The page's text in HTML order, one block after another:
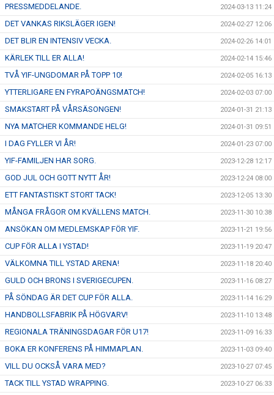
PRESSMEDDELANDE. 2024-03-13 11:24
DET VANKAS RIKSLÄGER IGEN! 2024-02-27 12:06
DET BLIR EN INTENSIV VECKA. 2024-02-26 14:01
KÄRLEK TILL ER ALLA! 2024-02-14 15:46
TVÅ YIF-UNGDOMAR PÅ TOPP 10! 2024-02-05 16:13
YTTERLIGARE EN FYRAPOÄNGSMATCH! 2024-02-03 07:00
SMAKSTART PÅ VÅRSÄSONGEN! 2024-01-31 21:13
NYA MATCHER KOMMANDE HELG! 2024-01-31 09:51
I DAG FYLLER VI ÅR! 2024-01-23 07:00
YIF-FAMILJEN HAR SORG. 2023-12-28 12:17
GOD JUL OCH GOTT NYTT ÅR! 2023-12-24 08:00
ETT FANTASTISKT STORT TACK! 2023-12-05 13:30
MÅNGA FRÅGOR OM KVÄLLENS MATCH. 2023-11-30 10:38
ANSÖKAN OM MEDLEMSKAP FÖR YIF. 2023-11-21 19:56
CUP FÖR ALLA I YSTAD! 2023-11-19 20:47
VÄLKOMNA TILL YSTAD ARENA! 2023-11-18 20:40
GULD OCH BRONS I SVERIGECUPEN. 2023-11-16 08:27
PÅ SÖNDAG ÄR DET CUP FÖR ALLA. 2023-11-14 16:29
HANDBOLLSFABRIK PÅ HÖGVARV! 2023-11-10 13:48
REGIONALA TRÄNINGSDAGAR FÖR U17! 2023-11-09 16:33
BOKA ER KONFERENS PÅ HIMMAPLAN. 2023-11-03 09:40
VILL DU OCKSÅ VARA MED? 2023-10-27 07:45
TACK TILL YSTAD WRAPPING. 2023-10-27 06:33